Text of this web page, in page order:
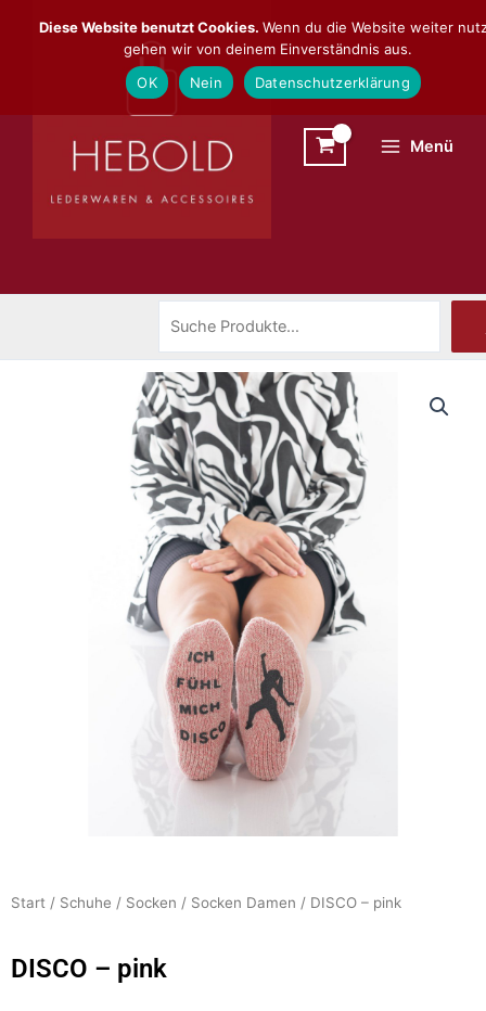
Inhalt
Menü
Start / Schuhe / Socken / Socken Damen / DISCO – pink
DISCO – pink
Diese Website benutzt Cookies. Wenn du die Website weiter
gehen wir von deinem Einverständnis aus.
OK
Nein Datenschutzerklärung